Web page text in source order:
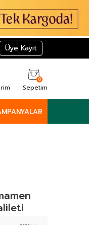
Üye Kayıt
0
Sepetim